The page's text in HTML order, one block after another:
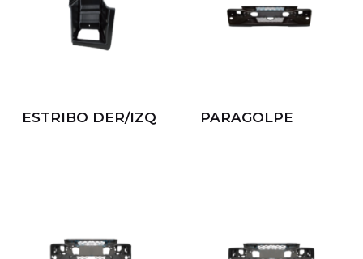
ESTRIBO DER/IZQ PARAGOLPE